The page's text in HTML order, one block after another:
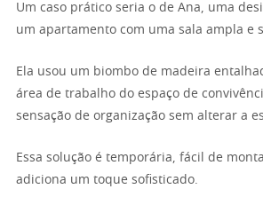
Um caso prático seria o de Ana, uma
um apartamento com uma sala ampla e
Ela usou um biombo de madeira
área de trabalho do espaço de
sensação de organização sem alterar a
Essa solução é temporária, fácil de
adiciona um toque sofisticado.